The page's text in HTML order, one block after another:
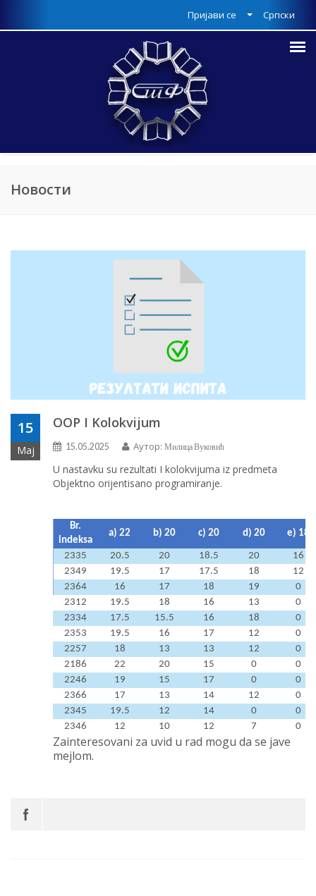
Српски
Пријави се
Новости
15
Мај
OOP I Kolokvijum
15.05.2025 Аутор: Милица Вуковић
U nastavku su rezultati I kolokvijuma iz predmeta
Objektno orijentisano programiranje.
Br.
indeksa
a) 22 b) 20 c) 20 d) 20 e) 18
2335 20.5 20 18.5 20
16
2349
19.5 17 17.5 18
12
2364
16 17 18 19
0
2312
19.5 18 16 13
0
2334
17.5 15.5 16 18
0
2353
19.5 16 17 12
0
2257
18 13 13 12
0
2186
22 20 15 0
0
2246
19 15 17 0
0
2366
17 13 14 12
0
2345
19.5 12 14 0
0
2346
12 10 12 7 0
Zainteresovani za uvid u rad mogu da se jave
mejlom.